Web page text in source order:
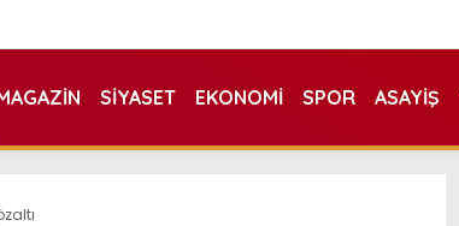
SIYASET EKONOMI SPOR ASAYIŞ